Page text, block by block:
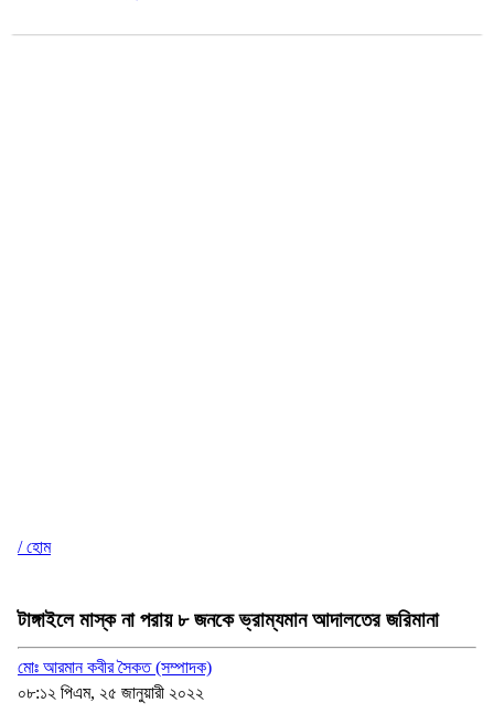
/ হোম
টাঙ্গাইলে মাস্ক না পরায় ৮ জনকে ভ্রাম্যমান আদালতের জরিমানা
মোঃ আরমান কবীর সৈকত (সম্পাদক)
০৮:১২ পিএম, ২৫ জানুয়ারী ২০২২